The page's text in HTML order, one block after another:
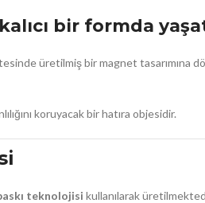
bir formda
üretilmiş bir magnet
koruyacak bir hatıra objesidir.
teknolojisi kullanılarak